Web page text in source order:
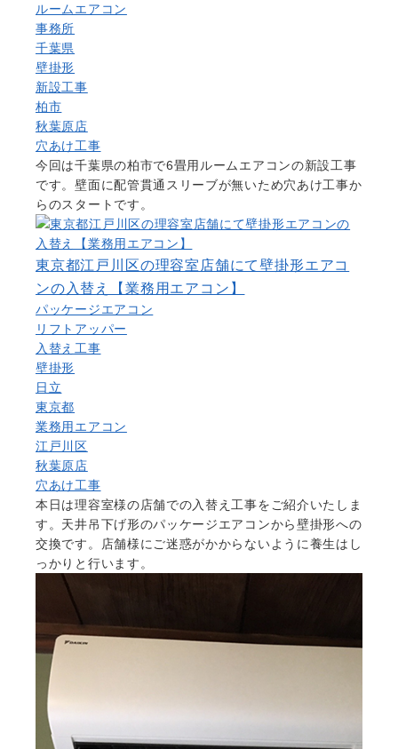
ルームエアコン
事務所
千葉県
壁掛形
新設工事
柏市
秋葉原店
穴あけ工事
今回は千葉県の柏市で6畳用ルームエアコンの新設工事
です。壁面に配管貫通スリーブが無いため穴あけ工事か
らのスタートです。
東京都江戸川区の理容室店舗にて壁掛形エアコ
ンの入替え【業務用エアコン】
パッケージエアコン
リフトアッパー
入替え工事
壁掛形
日立
東京都
業務用エアコン
江戸川区
秋葉原店
穴あけ工事
本日は理容室様の店舗での入替え工事をご紹介いたしま
す。天井吊下げ形のパッケージエアコンから壁掛形への
交換です。店舗様にご迷惑がかからないように養生はし
っかりと行います。